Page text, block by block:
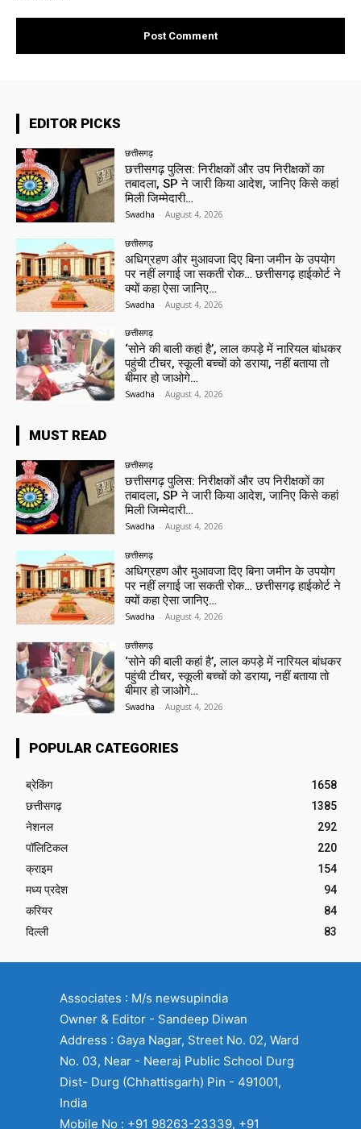
EDITOR PICKS
छत्तीसगढ़
छत्तीसगढ़ पुलिस: निरीक्षकों और उप निरीक्षकों का
तबादला, SP ने जारी किया आदेश, जानिए किसे कहां
मिली जिम्मेदारी…
Swadha - August 4, 2026
छत्तीसगढ़
अधिग्रहण और मुआवजा दिए बिना जमीन के उपयोग
पर नहीं लगाई जा सकती रोक… छत्तीसगढ़ हाईकोर्ट ने
क्यों कहा ऐसा जानिए…
Swadha - August 4, 2026
छत्तीसगढ़
‘सोने की बाली कहां है’, लाल कपड़े में नारियल बांधकर
पहुंची टीचर, स्कूली बच्चों को डराया, नहीं बताया तो
बीमार हो जाओगे…
Swadha - August 4, 2026
MUST READ
छत्तीसगढ़
छत्तीसगढ़ पुलिस: निरीक्षकों और उप निरीक्षकों का
तबादला, SP ने जारी किया आदेश, जानिए किसे कहां
मिली जिम्मेदारी…
Swadha - August 4, 2026
छत्तीसगढ़
अधिग्रहण और मुआवजा दिए बिना जमीन के उपयोग
पर नहीं लगाई जा सकती रोक… छत्तीसगढ़ हाईकोर्ट ने
क्यों कहा ऐसा जानिए…
Swadha - August 4, 2026
छत्तीसगढ़
‘सोने की बाली कहां है’, लाल कपड़े में नारियल बांधकर
पहुंची टीचर, स्कूली बच्चों को डराया, नहीं बताया तो
बीमार हो जाओगे…
Swadha - August 4, 2026
POPULAR CATEGORIES
ब्रेकिंग
1658
छत्तीसगढ़
1385
नेशनल
292
पॉलिटिकल
220
क्राइम
154
मध्य प्रदेश
94
करियर
84
दिल्ली
83
Associates : M/s newsupindia
Owner & Editor - Sandeep Diwan
Address : Gaya Nagar, Street No. 02, Ward
No. 03, Near - Neeraj Public School Durg
Dist- Durg (Chhattisgarh) Pin - 491001,
India
Mobile No : +91 98263-23339, +91